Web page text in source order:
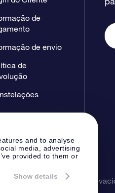
and to analyse
media, advertising
provided to them or
Show details
de
de envio
de
ImprensaDeclaração de